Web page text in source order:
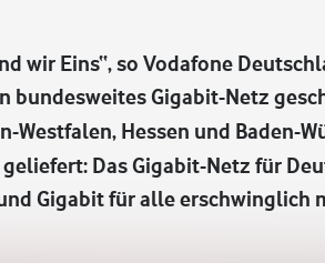
wir Eins“, so Vodafone
Gigabit-Netz
Hessen und Baden-
Das Gigabit-Netz für
Gigabit für alle erschwinglich